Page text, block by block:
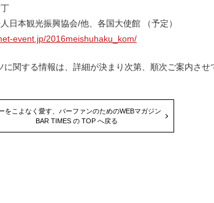
本観光振興協会/他、各国大使館 （予定）
event.jp/2016meishuhaku_kom/
関する情報は、詳細が決まり次第、順次ご案内させ
をこよなく愛す、バーファンのためのWEBマガジン
BAR TIMES の TOP へ戻る